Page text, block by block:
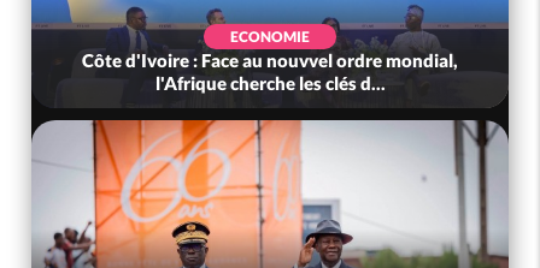
ECONOMIE
Côte d'Ivoire : Face au nouvvel ordre mondial,
l'Afrique cherche les clés d...